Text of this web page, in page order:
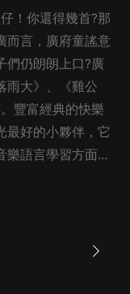
！你還得幾首?那
而言，廣府童謠意
們仍朗朗上口?廣
雨大》、《雞公
豐富經典的快樂
最好的小夥伴，它
樂語言學習方面的
大家精心整理了